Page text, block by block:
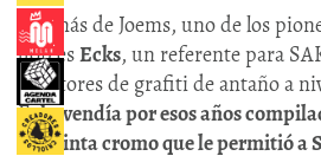
Además de Joems, uno de los
hop esEcks, un referente para
escritores de grafiti de antaño a
Ecks vendía por esos años
una tinta cromo que le permitió a